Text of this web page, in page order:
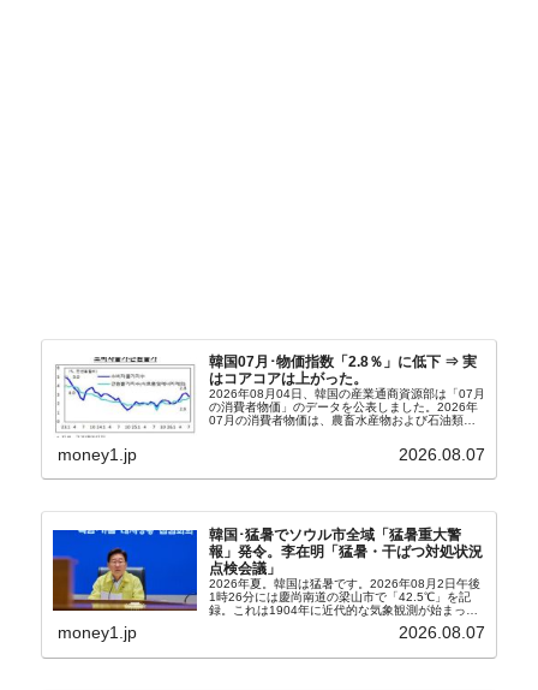
韓国07月･物価指数「2.8％」に低下 ⇒ 実
はコアコアは上がった。
2026年08月04日、韓国の産業通商資源部は「07月
の消費者物価」のデータを公表しました。2026年
07月の消費者物価は、農畜水産物および石油類の
2.8％上昇（06月は3.2％）となり、上昇率は前...
money1.jp 2026.08.07
韓国･猛暑でソウル市全域「猛暑重大警
報」発令。李在明「猛暑・干ばつ対処状況
点検会議」
2026年夏。韓国は猛暑です。2026年08月2日午後
1時26分には慶尚南道の梁山市で「42.5℃」を記
録。これは1904年に近代的な気象観測が始まって
ウル市全域への「猛暑重大警報」が発令され...
money1.jp 2026.08.07